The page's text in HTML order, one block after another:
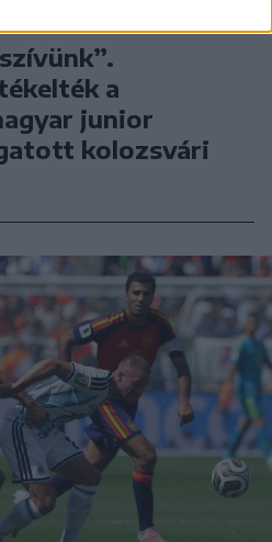
a
junior
kolozsvári